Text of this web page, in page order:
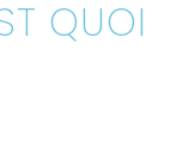
QUOI